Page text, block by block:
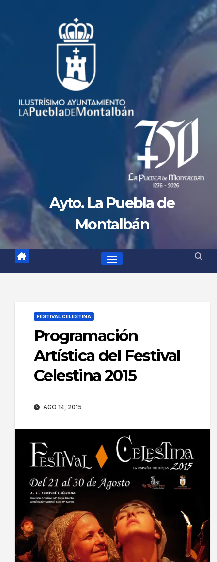
Ayto. La Puebla de
Montalbán
FESTIVAL CELESTINA
Programación
Artística del Festival
Celestina 2015
AGO 14, 2015